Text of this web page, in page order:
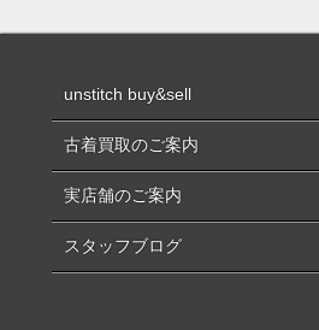
unstitch buy&sell
古着買取のご案内
実店舗のご案内
スタッフブログ